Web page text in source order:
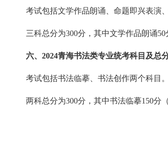
考试包括文学作品朗诵、命题即兴表演、
三科总分为300分，其中文学作品朗诵50
六、2024青海书法类专业统考科目及总
考试包括书法临摹、书法创作两个科目。
两科总分为300分，其中书法临摹150分（